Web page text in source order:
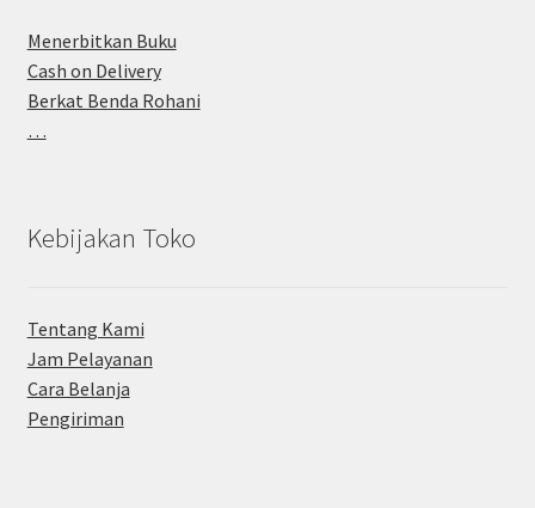
Menerbitkan Buku
Cash on Delivery
Berkat Benda Rohani
…
Kebijakan Toko
Tentang Kami
Jam Pelayanan
Cara Belanja
Pengiriman